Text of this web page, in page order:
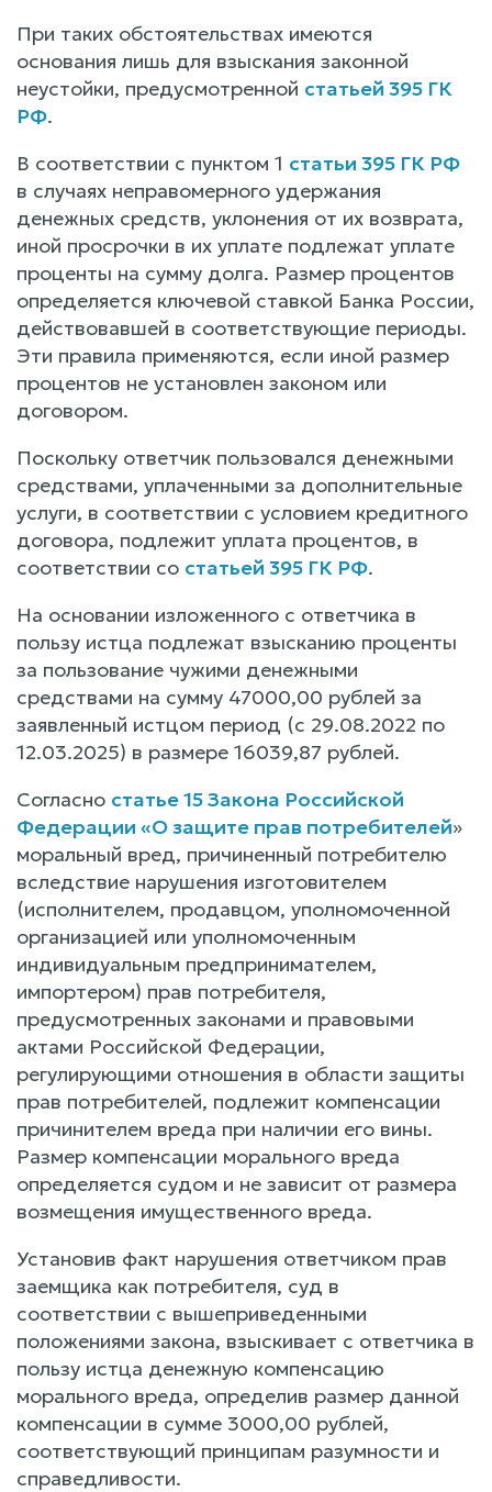
При таких обстоятельствах имеются
основания лишь для взыскания законной
неустойки, предусмотренной статьей 395 ГК
РФ.
В соответствии с пунктом 1 статьи 395 ГК РФ
в случаях неправомерного удержания
денежных средств, уклонения от их возврата,
иной просрочки в их уплате подлежат уплате
проценты на сумму долга. Размер процентов
определяется ключевой ставкой Банка России,
действовавшей в соответствующие периоды.
Эти правила применяются, если иной размер
процентов не установлен законом или
договором.
Поскольку ответчик пользовался денежными
средствами, уплаченными за дополнительные
услуги, в соответствии с условием кредитного
договора, подлежит уплата процентов, в
соответствии со статьей 395 ГК РФ.
На основании изложенного с ответчика в
пользу истца подлежат взысканию проценты
за пользование чужими денежными
средствами на сумму 47000,00 рублей за
заявленный истцом период (с 29.08.2022 по
12.03.2025) в размере 16039,87 рублей.
Согласно статье 15 Закона Российской
Федерации «О защите прав потребителей»
моральный вред, причиненный потребителю
вследствие нарушения изготовителем
(исполнителем, продавцом, уполномоченной
организацией или уполномоченным
индивидуальным предпринимателем,
импортером) прав потребителя,
предусмотренных законами и правовыми
актами Российской Федерации,
регулирующими отношения в области защиты
прав потребителей, подлежит компенсации
причинителем вреда при наличии его вины.
Размер компенсации морального вреда
определяется судом и не зависит от размера
возмещения имущественного вреда.
Установив факт нарушения ответчиком прав
заемщика как потребителя, суд в
соответствии с вышеприведенными
положениями закона, взыскивает с ответчика в
пользу истца денежную компенсацию
морального вреда, определив размер данной
компенсации в сумме 3000,00 рублей,
соответствующий принципам разумности и
справедливости.